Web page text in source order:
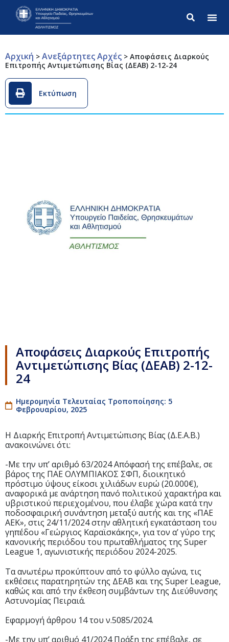
Αρχική > Ανεξάρτητες Αρχές > Αποφάσεις Διαρκούς
Επιτροπής Αντιμετώπισης Βίας (ΔΕΑΒ) 2-12-24
Εκτύπωση
Αποφάσεις Διαρκούς Επιτροπής
Αντιμετώπισης Βίας (ΔΕΑΒ) 2-12-
24
Ημερομηνία Τελευταίας Τροποποίησης: 5
Φεβρουαρίου, 2025
Η Διαρκής Επιτροπή Αντιμετώπισης Βίας (Δ.Ε.Α.Β.)
ανακοινώνει ότι:
-Με την υπ’ αριθμό 63/2024 Απόφασή της επέβαλε, σε
βάρος της ΠΑΕ ΟΛΥΜΠΙΑΚΟΣ ΣΦΠ, διοικητικό
πρόστιμο ύψους είκοσι χιλιάδων ευρώ (20.000€),
αναφορικά με ανάρτηση πανό πολιτικού χαρακτήρα και
υβριστικού περιεχομένου, που έλαβε χώρα κατά την
ποδοσφαιρική συνάντηση μεταξύ αυτής και της «ΠΑΕ
ΑΕΚ», στις 24/11/2024 στην αθλητική εγκατάσταση του
γηπέδου «Γεώργιος Καραϊσκάκης», για τον α’ γύρο της
κανονικής περιόδου του πρωταθλήματος της Super
League 1, αγωνιστικής περιόδου 2024-2025.
Τα ανωτέρω προκύπτουν από το φύλλο αγώνα, τις
εκθέσεις παρατηρητών της ΔΕΑΒ και της Super League,
καθώς και από την έκθεση συμβάντων της Διεύθυνσης
Αστυνομίας Πειραιά.
Εφαρμογή άρθρου 14 του ν.5085/2024.
-Με την υπ’ αριθμό 41/2024 Πράξη της επέβαλε, σε